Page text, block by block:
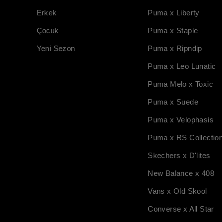
Erkek
Çocuk
Yeni Sezon
Puma x Liberty
Puma x Staple
Puma x Ripndip
Puma x Leo Lunatic
Puma Melo x Toxic
Puma x Suede
Puma x Velophasis
Puma x RS
Skechers x D'lites
New Balance x 408
Vans x Old Skool
Converse x All Star